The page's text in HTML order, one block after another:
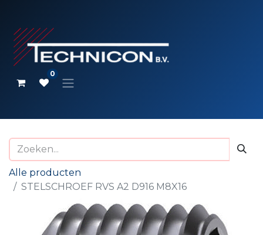
0
Alle producten
STELSCHROEF RVS A2 D916 M8X16